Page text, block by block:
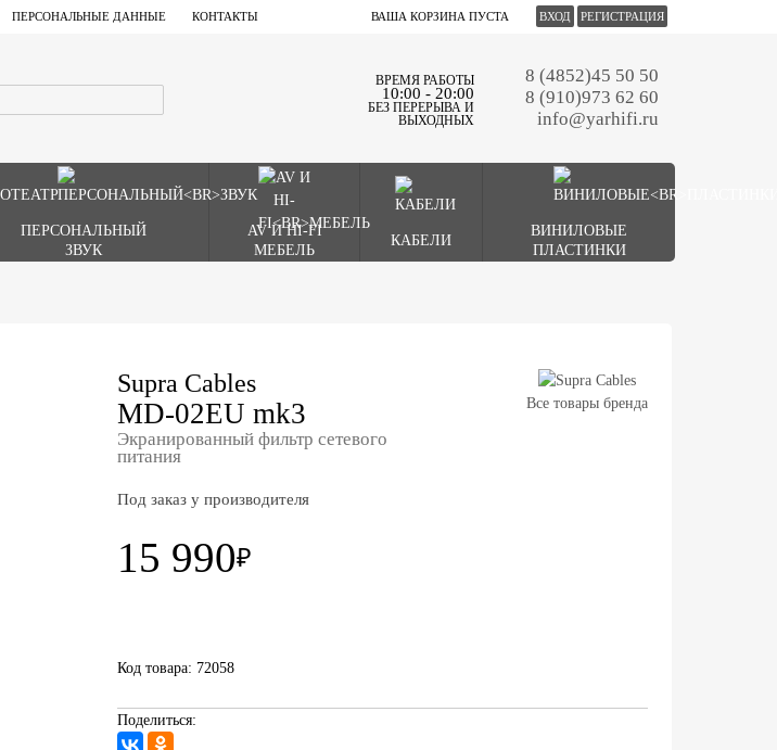
ПЕРСОНАЛЬНЫЕ ДАННЫЕ КОНТАКТЫ ВХОД РЕГИСТРАЦИЯ
ВАША КОРЗИНА ПУСТА
ВРЕМЯ РАБОТЫ
10:00 - 20:00
БЕЗ ПЕРЕРЫВА И
ВЫХОДНЫХ
8 (4852)45 50 50
8 (910)973 62 60
info@yarhifi.ru
ПЕРСОНАЛЬНЫЙ
ЗВУК
AV И HI-FI
МЕБЕЛЬ
КАБЕЛИ
ВИНИЛОВЫЕ
ПЛАСТИНКИ
Supra Cables
MD-02EU mk3
Экранированный фильтр сетевого
питания
Все товары бренда
Под заказ у производителя
15 990₽
Код товара: 72058
Поделиться: